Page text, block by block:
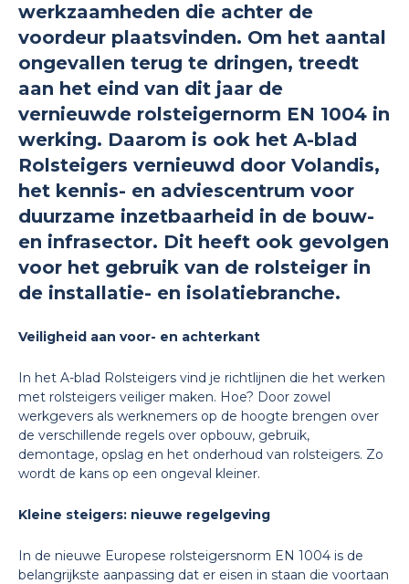
werkzaamheden die achter de
voordeur plaatsvinden. Om het aantal
ongevallen terug te dringen, treedt
aan het eind van dit jaar de
vernieuwde rolsteigernorm EN 1004 in
werking. Daarom is ook het A-blad
Rolsteigers vernieuwd door Volandis,
het kennis- en adviescentrum voor
duurzame inzetbaarheid in de bouw-
en infrasector. Dit heeft ook gevolgen
voor het gebruik van de rolsteiger in
de installatie- en isolatiebranche.
Veiligheid aan voor- en achterkant
In het A-blad Rolsteigers vind je richtlijnen die het werken
met rolsteigers veiliger maken. Hoe? Door zowel
werkgevers als werknemers op de hoogte brengen over
de verschillende regels over opbouw, gebruik,
demontage, opslag en het onderhoud van rolsteigers. Zo
wordt de kans op een ongeval kleiner.
Kleine steigers: nieuwe regelgeving
In de nieuwe Europese rolsteigersnorm EN 1004 is de
belangrijkste aanpassing dat er eisen in staan die voortaan